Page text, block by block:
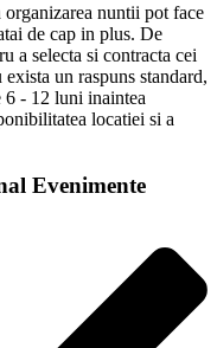
nuntii pot face
de cap in plus. De
a selecta si contracta cei
un raspuns standard,
6 - 12 luni inaintea
locatiei si a
Evenimente